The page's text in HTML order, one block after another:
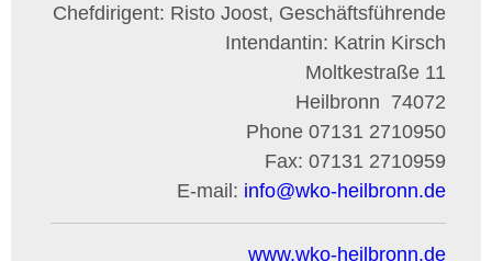
Chefdirigent: Risto Joost, Geschäftsführende
Intendantin: Katrin Kirsch
Moltkestraße 11
74072
Heilbronn
Phone 07131 2710950
Fax: 07131 2710959
E-mail: info@wko-heilbronn.de
www.wko-heilbronn.de